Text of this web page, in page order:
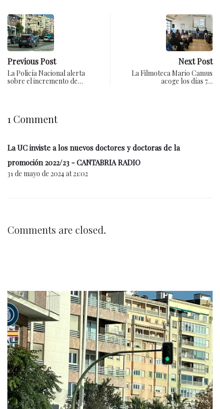
Previous Post
La Policía Nacional alerta
sobre el incremento de…
Next Post
La Filmoteca Mario Camus
acoge los días 7…
1 Comment
La UC inviste a los nuevos doctores y doctoras de la
promoción 2022/23 - CANTABRIA RADIO
31 de mayo de 2024 at 21:02
Comments are closed.